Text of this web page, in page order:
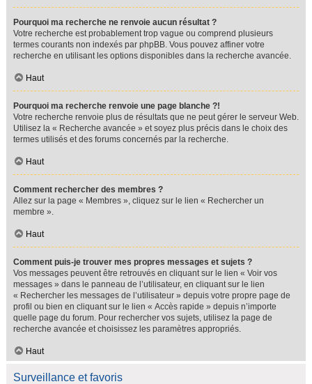
Pourquoi ma recherche ne renvoie aucun résultat ?
Votre recherche est probablement trop vague ou comprend plusieurs
termes courants non indexés par phpBB. Vous pouvez affiner votre
recherche en utilisant les options disponibles dans la recherche avancée.
Haut
Pourquoi ma recherche renvoie une page blanche ?!
Votre recherche renvoie plus de résultats que ne peut gérer le serveur Web.
Utilisez la « Recherche avancée » et soyez plus précis dans le choix des
termes utilisés et des forums concernés par la recherche.
Haut
Comment rechercher des membres ?
Allez sur la page « Membres », cliquez sur le lien « Rechercher un
membre ».
Haut
Comment puis-je trouver mes propres messages et sujets ?
Vos messages peuvent être retrouvés en cliquant sur le lien « Voir vos
messages » dans le panneau de l’utilisateur, en cliquant sur le lien
« Rechercher les messages de l’utilisateur » depuis votre propre page de
profil ou bien en cliquant sur le lien « Accès rapide » depuis n’importe
quelle page du forum. Pour rechercher vos sujets, utilisez la page de
recherche avancée et choisissez les paramètres appropriés.
Haut
Surveillance et favoris